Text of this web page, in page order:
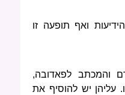
ואף תופעה זו
והמכתב לפאדובה,
עליהן יש להוסיף את